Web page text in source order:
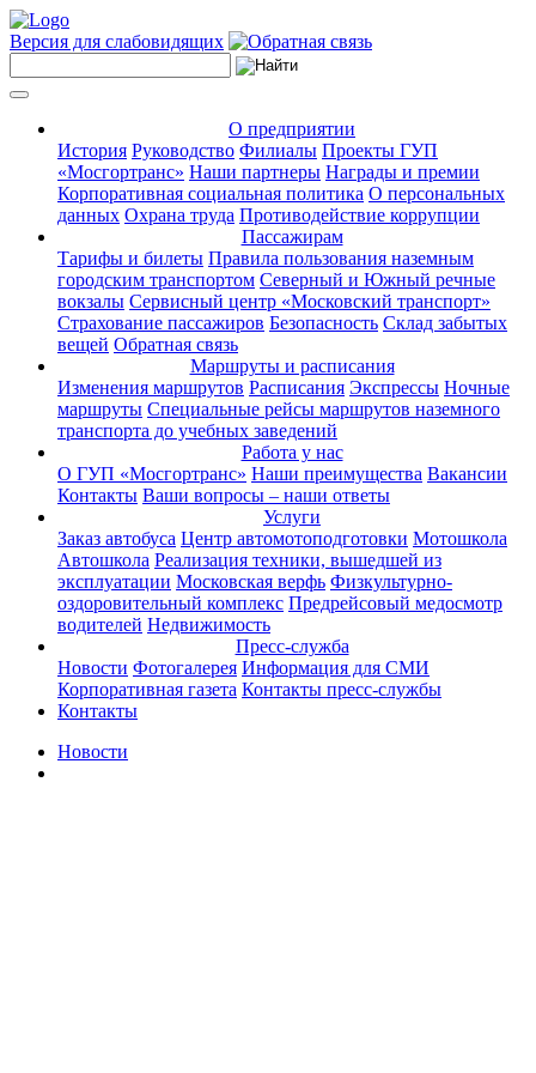
Версия для слабовидящих
О предприятии
История Руководство Филиалы Проекты ГУП
«Мосгортранс» Наши партнеры Награды и премии
Корпоративная социальная политика О персональных
данных Охрана труда Противодействие коррупции
Пассажирам
Тарифы и билеты Правила пользования наземным
городским транспортом Северный и Южный речные
вокзалы Сервисный центр «Московский транспорт»
Страхование пассажиров Безопасность Склад забытых
вещей Обратная связь
Маршруты и расписания
Изменения маршрутов Расписания Экспрессы Ночные
маршруты Специальные рейсы маршрутов наземного
транспорта до учебных заведений
Работа у нас
О ГУП «Мосгортранс» Наши преимущества Вакансии
Контакты Ваши вопросы – наши ответы
Услуги
Заказ автобуса Центр автомотоподготовки Мотошкола
Автошкола Реализация техники, вышедшей из
эксплуатации Московская верфь Физкультурно-
оздоровительный комплекс Предрейсовый медосмотр
водителей Недвижимость
Пресс-служба
Новости Фотогалерея Информация для СМИ
Корпоративная газета Контакты пресс-службы
Контакты
Новости